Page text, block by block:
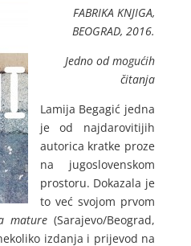
FABRIKA KNJIGA,
BEOGRAD, 2016.
Jedno od mogućih
čitanja
Lamija Begagić jedna
je od najdarovitijih
autorica kratke proze
na jugoslovenskom
prostoru. Dokazala je
to već svojom prvom
mature(Sarajevo/Beograd,
izdanja i prijevod na